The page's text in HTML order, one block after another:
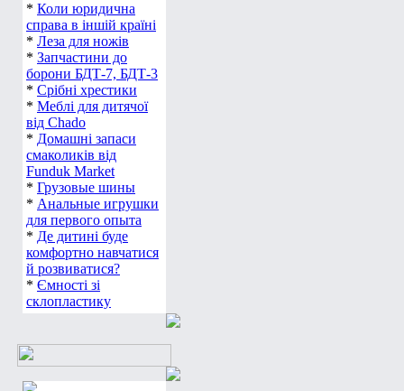
* Коли юридична
справа в іншій країні
* Леза для ножів
* Запчастини до
борони БДТ-7, БДТ-3
* Срібні хрестики
* Меблі для дитячої
від Chado
* Домашні запаси
смаколиків від
Funduk Market
* Грузовые шины
* Анальные игрушки
для первого опыта
* Де дитині буде
комфортно навчатися
й розвиватися?
* Ємності зі
склопластику